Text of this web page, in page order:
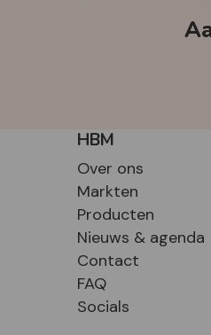
HBM
Over ons
Markten
Producten
Nieuws & agenda
Contact
FAQ
Socials